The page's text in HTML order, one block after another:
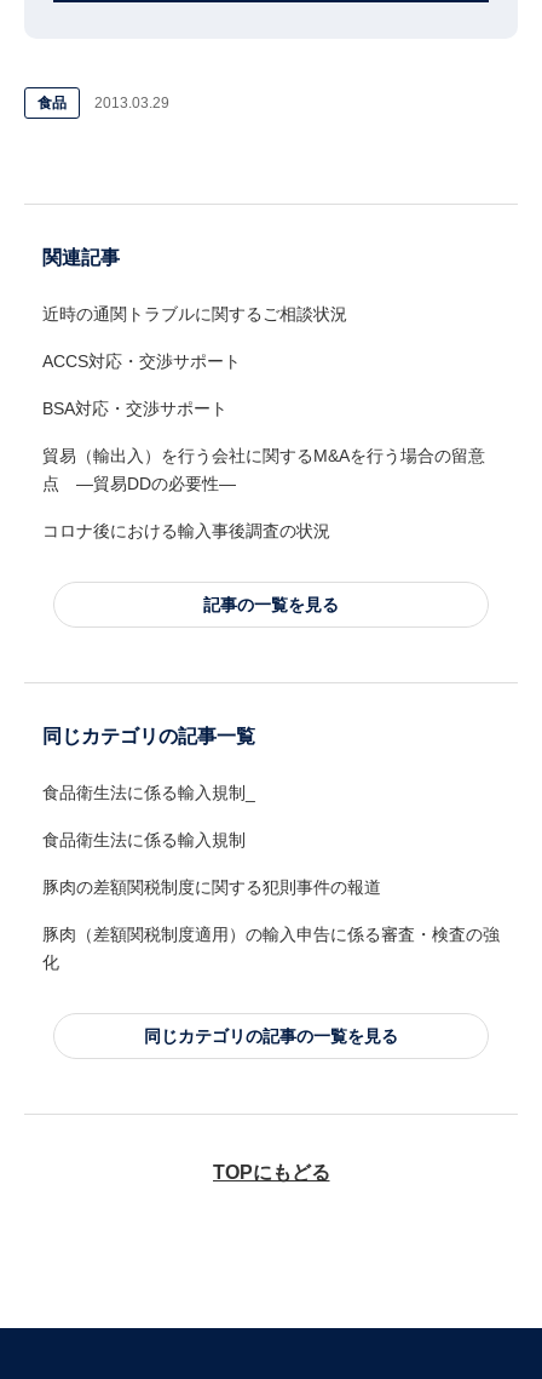
食品 2013.03.29
関連記事
近時の通関トラブルに関するご相談状況
ACCS対応・交渉サポート
BSA対応・交渉サポート
貿易（輸出入）を行う会社に関するM&Aを行う場合の留意
点 ―貿易DDの必要性―
コロナ後における輸入事後調査の状況
記事の一覧を見る
同じカテゴリの記事一覧
食品衛生法に係る輸入規制_
食品衛生法に係る輸入規制
豚肉の差額関税制度に関する犯則事件の報道
豚肉（差額関税制度適用）の輸入申告に係る審査・検査の強
化
同じカテゴリの記事の一覧を見る
TOPにもどる